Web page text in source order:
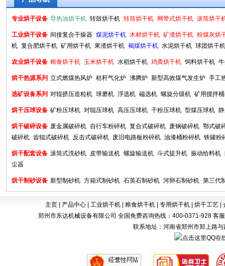
专业烘干设备 导热油烘干机 转鼓烘干机 转筒烘干机 网带式烘干机 滚筒烘干
工业烘干设备 间接复合干燥器 煤泥烘干机 木材烘干机 矿渣烘干机 粉煤灰烘
机 复合肥烘干机 矿用烘干机 果渣烘干机 褐煤烘干机 水泥烘干机 球团烘干机
农业烘干设备 粮食烘干机 玉米烘干机 水稻烘干机 鸡粪烘干机 饲料烘干机
烘干热源系列 立式燃煤热风炉 秸秆气化炉 沸腾炉 新型高效煤气发生炉 手工
选矿设备系列 对辊挤压造粒机 球磨机 浮选机 磁选机 螺旋分级机 矿用搅拌桶
烘干压球设备 矿粉压球机 对辊压球机 高压压球机 干粉压球机 型煤压球机
烘干破碎设备 废金属破碎机 自行车粉碎机 复合式破碎机 废钢破碎机 鄂式破
破碎机 齿辊式破碎机 反击式破碎机 废旧电路板粉碎机 油漆桶粉碎机 铁罐粉
烘干配套设备 滚筒式洗砂机 皮带输送机 螺旋输送机 斗式提升机 振动给料机
尘器
烘干制砂设备 新型制砂机 方箱式制砂机 石英石制砂机 河卵石制砂机 第三代
主页| 产品中心| 工业烘干机| 粮食烘干机| 专用烘干机| 烘干工艺|
郑州市东达机械设备有限公司 全国免费咨询热线：400-0371-928
联系地址：河南省郑州市郑上路